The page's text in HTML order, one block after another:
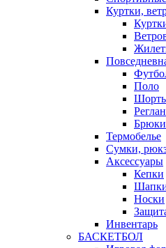
Куртки,
Поло
Брюки
Термобелье
Сумки,
Аксессуары
Кепки
Носки
Инвентарь
БАСКЕТБОЛ